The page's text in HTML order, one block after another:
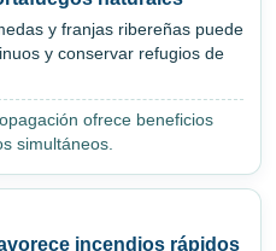
y franjas ribereñas puede
y conservar refugios de
ofrece beneficios
simultáneos.
incendios rápidos